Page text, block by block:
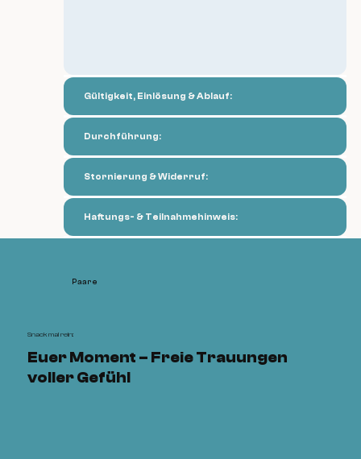
Gültigkeit, Einlösung & Ablauf:
Durchführung:
Stornierung & Widerruf:
Haftungs- & Teilnahmehinweis:
Paare
Snack mal rein:
Euer Moment – Freie Trauungen
voller Gefühl